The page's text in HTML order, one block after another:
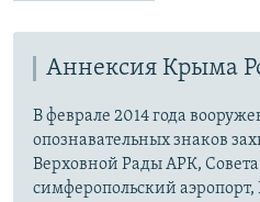
Аннексия Крыма
В феврале 2014 года
опознавательных знаков
Верховной Рады АРК,
симферопольский